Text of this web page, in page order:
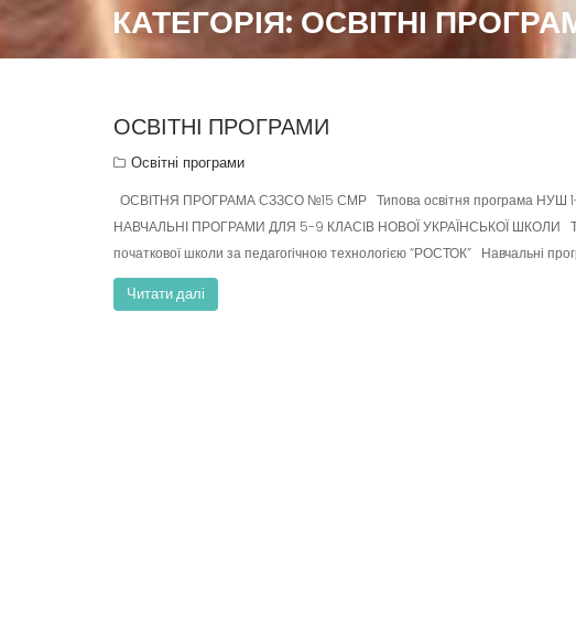
p
КАТЕГОРІЯ: ОСВІТНІ
ОСВІТНІ ПРОГРАМИ
Освітні програми
ОСВІТНЯ ПРОГРАМА СЗЗСО №15 СМР Типова освітня програма НУШ
НАВЧАЛЬНІ ПРОГРАМИ ДЛЯ 5-9 КЛАСІВ НОВОЇ УКРАЇНСЬКОЇ ШКОЛИ
початкової школи за педагогічною технологією “РОСТОК” Навчальні
Читати далі